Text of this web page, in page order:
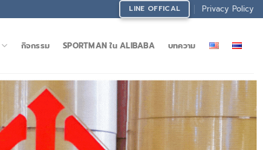
LINE OFFICAL Privacy Policy
กิจกรรม SPORTMAN ใน ALIBABA บทความ